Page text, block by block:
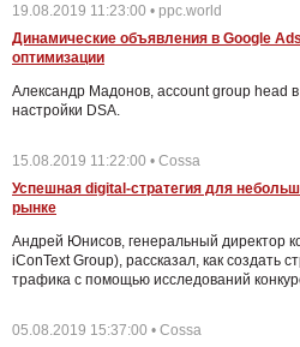
19.08.2019 11:23:00 • ppc.world
Динамические объявления в Google
оптимизации
Александр Мадонов, account group head
настройки DSA.
15.08.2019 11:22:00 • Cossa
Успешная digital-стратегия для
рынке
Андрей Юнисов, генеральный директор
iConText Group), рассказал, как создать
трафика с помощью исследований
05.08.2019 15:37:00 • Cossa